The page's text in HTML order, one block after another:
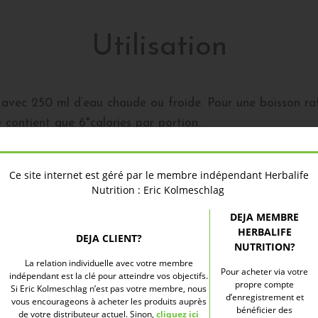
250 ml d’eau chaude ou froide. Pour une boisson
contient que 6*calories par portion.
la boisson aux
aromatisé à la pêche
aux consommateurs des produits Herbalife, la
soyez sportifs ou pas, plusieurs gammes de
Ce site internet est géré par le membre indépendant Herbalife
Nutrition : Eric Kolmeschlag
DEJA CLIENT?
La relation individuelle avec votre membre
indépendant est la clé pour atteindre vos objectifs.
Si Eric Kolmeschlag n’est pas votre membre, nous
vous encourageons à acheter les produits auprès
de votre distributeur actuel. Sinon,cliquez ici
DEJA MEMBRE
HERBALIFE
NUTRITION?
Pour acheter via votre
propre compte
d’enregistrement et
bénéficier des